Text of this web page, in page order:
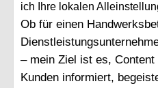
ich Ihre lokalen
Ob für einen
– mein Ziel ist es,
Kunden informiert,